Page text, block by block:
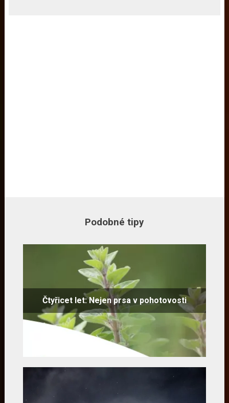
Podobné tipy
Čtyřicet let: Nejen prsa v pohotovosti